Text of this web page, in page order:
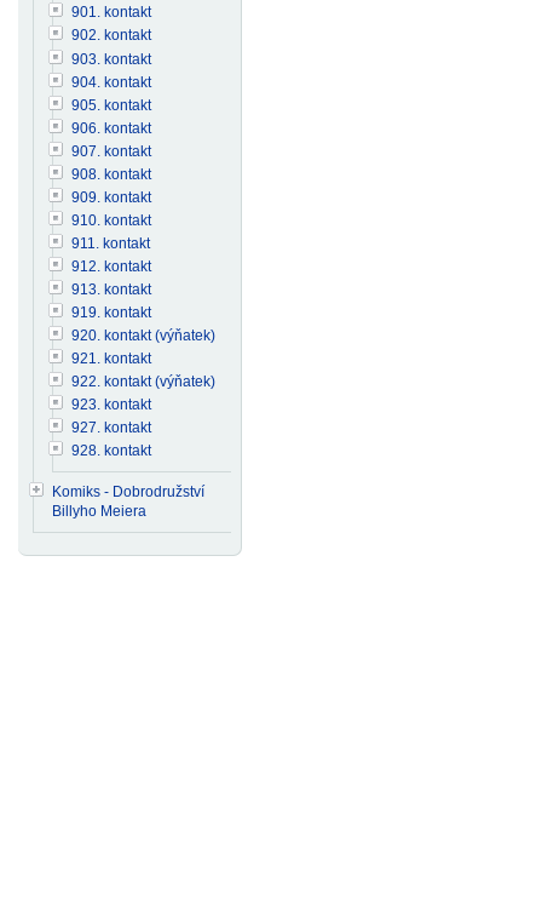
901. kontakt
902. kontakt
903. kontakt
904. kontakt
905. kontakt
906. kontakt
907. kontakt
908. kontakt
909. kontakt
910. kontakt
911. kontakt
912. kontakt
913. kontakt
919. kontakt
920. kontakt (výňatek)
921. kontakt
922. kontakt (výňatek)
923. kontakt
927. kontakt
928. kontakt
Komiks - Dobrodružství
Billyho Meiera